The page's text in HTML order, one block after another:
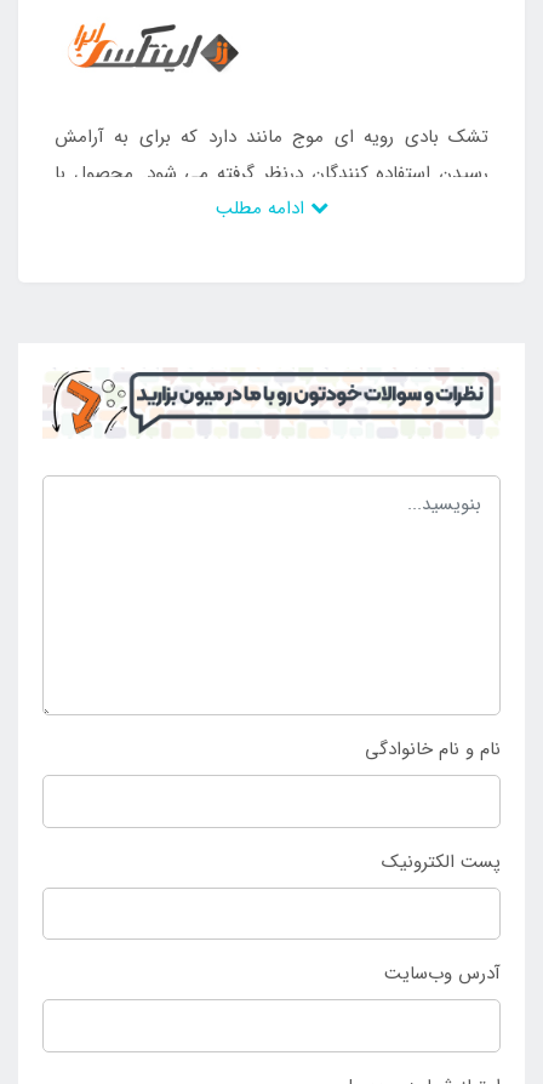
تشک بادی رویه ای موج مانند دارد که برای به آرامش
رسیدن استفاده کنندگان درنظر گرفته می شود. محصول با
بدنه سبک برای حمل و نقل به مکان ها مختلف آماده می
است و برای آن ها مورد استفاده قرار می گیرد. کسانی که
قصد داشتن یک محصول بی نقص و راحتی را دارند می
سایت اینتکس ایران
نام و نام خانوادگی
پست الکترونیک
آدرس وب‌سایت